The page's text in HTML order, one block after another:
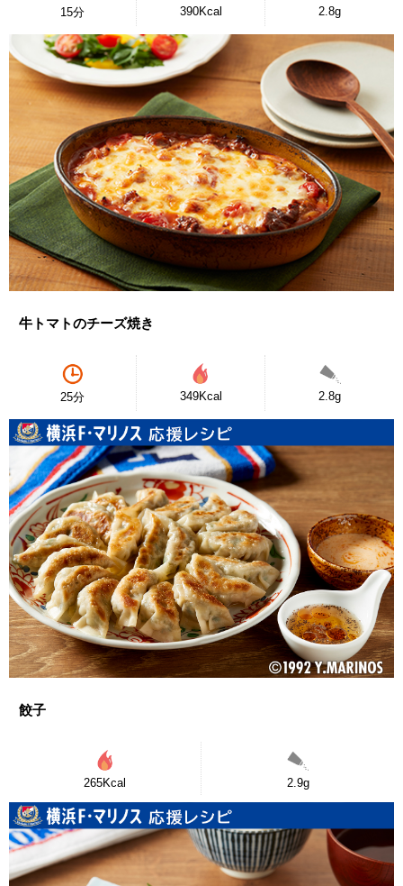
15分 390Kcal 2.8g
牛トマトのチーズ焼き
25分 349Kcal 2.8g
餃子
265Kcal 2.9g